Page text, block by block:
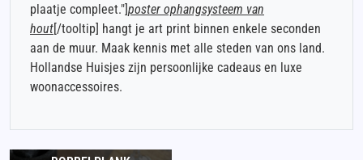
plaatje compleet."]poster ophangsysteem van
hout[/tooltip] hangt je art print binnen enkele seconden
aan de muur. Maak kennis met alle steden van ons land.
Hollandse Huisjes zijn persoonlijke cadeaus en luxe
woonaccessoires.